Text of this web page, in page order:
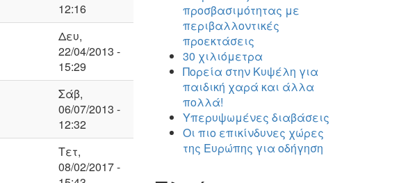
12:16
Δευ,
22/04/2013 -
15:29
Σάβ,
06/07/2013 -
12:32
Τετ,
08/02/2017 -
προσβασιμότητας με
περιβαλλοντικές
προεκτάσεις
30 χιλιόμετρα
Πορεία στην Κυψέλη για
παιδική χαρά και άλλα
πολλά!
Υπερυψωμένες διαβάσεις
Οι πιο επικίνδυνες χώρες
της Ευρώπης για οδήγηση